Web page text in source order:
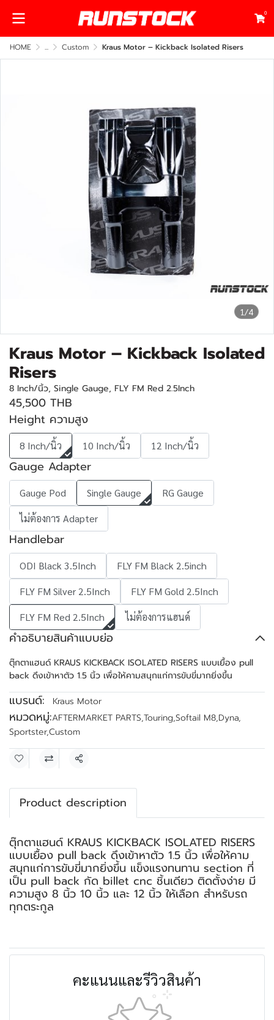
0
HOME ... Custom Kraus Motor – Kickback Isolated Risers
1/4
Kraus Motor – Kickback Isolated
Risers
8 Inch/นิ้ว, Single Gauge, FLY FM Red 2.5Inch
45,500 THB
Height ความสูง
8 Inch/นิ้ว 10 Inch/นิ้ว 12 Inch/นิ้ว
Gauge Adapter
Gauge Pod Single Gauge
RG Gauge
ไม่ต้องการ Adapter
Handlebar
ODI Black 3.5Inch
FLY FM Black 2.5inch
FLY FM Silver 2.5Inch
FLY FM Gold 2.5Inch
FLY FM Red 2.5Inch
ไม่ต้องการแฮนด์
คำอธิบายสินค้าแบบย่อ
ตุ๊กตาแฮนด์ KRAUS KICKBACK ISOLATED RISERS แบบเยื้อง pull
back ดึงเข้าหาตัว 1.5 นิ้ว เพื่อให้คามสนุกแก่การขับขี่มากยิ่งขึ้น
แบรนด์: Kraus Motor
หมวดหมู่:AFTERMARKET PARTS,Touring,Softail M8,Dyna,
Sportster,Custom
แชร์
Product description
ตุ๊กตาแฮนด์ KRAUS KICKBACK ISOLATED RISERS
แบบเยื้อง pull back ดึงเข้าหาตัว 1.5 นิ้ว เพื่อให้คาม
สนุกแก่การขับขี่มากยิ่งขึ้น แข็งแรงทนทาน section ที่
เป็น pull back กัด billet cnc ชิ้นเดียว ติดตั้งง่าย มี
ความสูง 8 นิ้ว 10 นิ้ว และ 12 นิ้ว ให้เลือก สำหรับรถ
ทุกตระกูล
คะแนนและรีวิวสินค้า